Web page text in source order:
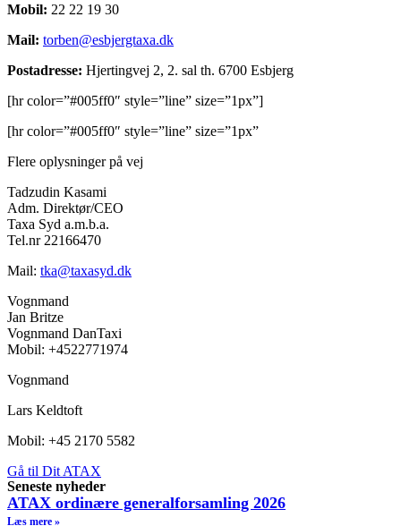
Mobil: 22 22 19 30
Mail: torben@esbjergtaxa.dk
Postadresse: Hjertingvej 2, 2. sal th. 6700 Esbjerg
[hr color=”#005ff0″ style=”line” size=”1px”]
[hr color=”#005ff0″ style=”line” size=”1px”
Flere oplysninger på vej
Tadzudin Kasami
Adm. Direktør/CEO
Taxa Syd a.m.b.a.
Tel.nr 22166470
Mail: tka@taxasyd.dk
Vognmand
Jan Britze
Vognmand DanTaxi
Mobil: +4522771974
Vognmand
Lars Keldtoft
Mobil: +45 2170 5582
Gå til Dit ATAX
Seneste nyheder
ATAX ordinære generalforsamling 2026
Læs mere »